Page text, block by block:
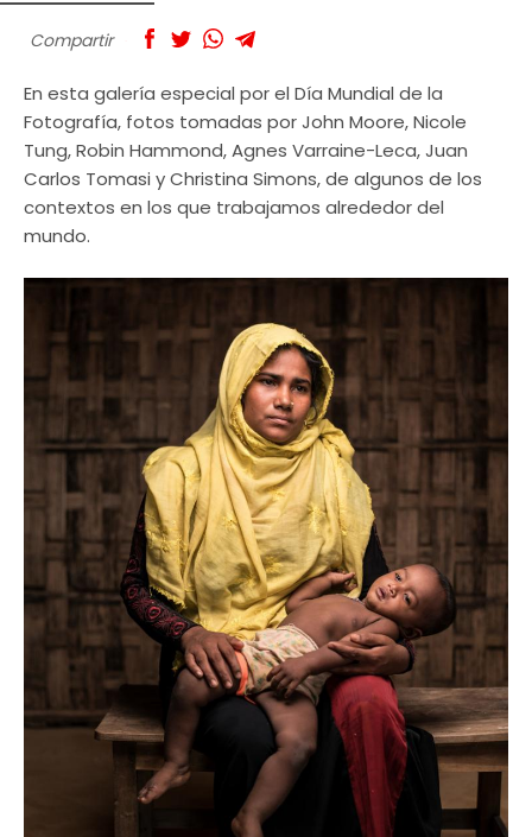
Compartir
En esta galería especial por el Día Mundial de la
Fotografía, fotos tomadas por John Moore, Nicole
Tung, Robin Hammond, Agnes Varraine-Leca, Juan
Carlos Tomasi y Christina Simons, de algunos de los
contextos en los que trabajamos alrededor del
mundo.